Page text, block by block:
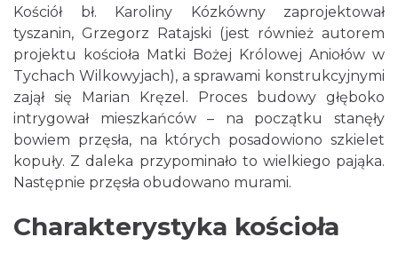
Kościół bł. Karoliny Kózkówny zaprojektował
tyszanin, Grzegorz Ratajski (jest również autorem
projektu kościoła Matki Bożej Królowej Aniołów w
Tychach Wilkowyjach), a sprawami konstrukcyjnymi
zajął się Marian Kręzel. Proces budowy głęboko
intrygował mieszkańców – na początku stanęły
bowiem przęsła, na których posadowiono szkielet
kopuły. Z daleka przypominało to wielkiego pająka.
Następnie przęsła obudowano murami.
Charakterystyka kościoła